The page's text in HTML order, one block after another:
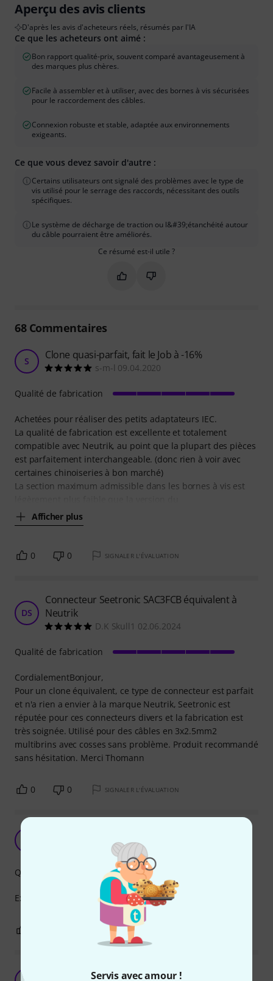
Servis avec amour !
Aperçu des avis clients
D'après les avis d'acheteurs réels, résumés par l'IA
Ce que les acheteurs ont aimé :
Bon rapport qualité-prix, souvent comparé avantageusement à
des marques plus chères.
Facile à assembler et à utiliser, avec des bornes à vis sécurisées
pour le raccordement des câbles.
Connexion robuste et stable, adaptée aux environnements
exigeants.
Ce que vous devez savoir d'autre :
Certains utilisateurs ont signalé des problèmes avec le type de
vis utilisé pour le serrage des raccords, nécessitant des outils
spécifiques.
Le système de décharge de traction ou l&#39;étanchéité autour
du câble pourraient être améliorés.
Ce résumé est-il utile ?
Marquer ce résumé comme utile
Marquer ce résumé comme
68Commentaires
S Clone quasi-parfait, fait le Job à -16%
s-m-l 09.04.2020
Achetées pour réaliser des petits adaptateurs IEC.
La qualité de fabrication est excellente et totalement
compatible avec Neutrik, au point que la plupart des pièces
est parfaitement interchangeable. (donc rien à voir avec
certaines chinoiseries à bon marché)
La section maximum admissible dans les bornes à vis est
Afficher plus
Qualité de fabrication
0 0 SIGNALER L'ÉVALUATION
DS
Connecteur Seetronic SAC3FCB équivalent à
Neutrik
D.K Skull1 02.06.2024
CordialementBonjour,
Pour un clone équivalent, ce type de connecteur est parfait
et n'a rien a envier à la marque Neutrik, Seetronic est
réputée pour ces connecteurs divers et la fabrication est
très soignée. Utilisé pour des câbles en 3x2.5mm2
multibrins avec cosses sans problème. Produit recommandé
sans hésitation. Merci Thomann
Qualité de fabrication
0 0 SIGNALER L'ÉVALUATION
Antoine1252d 27.10.2021
Exactement pareil que les neutik
Qualité de fabrication
SIGNALER L'ÉVALUATION
Power twist